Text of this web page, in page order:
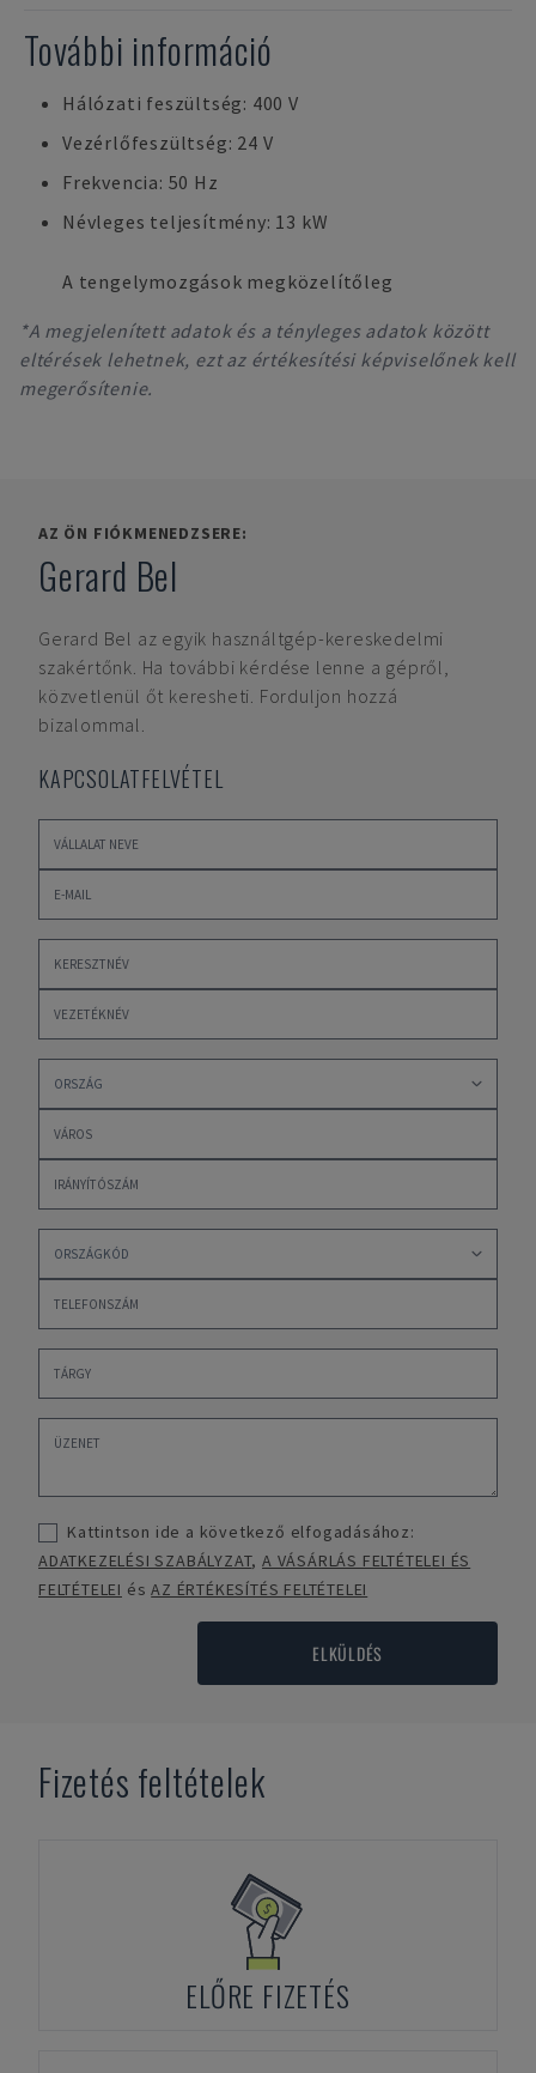
További információ
Hálózati feszültség: 400 V
Vezérlőfeszültség: 24 V
Frekvencia: 50 Hz
Névleges teljesítmény: 13 kW
A tengelymozgások megközelítőleg
*A megjelenített adatok és a tényleges adatok között
eltérések lehetnek, ezt az értékesítési képviselőnek kell
megerősítenie.
AZ ÖN FIÓKMENEDZSERE:
Gerard Bel
Gerard Bel az egyik használtgép-kereskedelmi
szakértőnk. Ha további kérdése lenne a gépről,
közvetlenül őt keresheti. Forduljon hozzá
bizalommal.
KAPCSOLATFELVÉTEL
Kattintson ide a következő elfogadásához:
ADATKEZELÉSI SZABÁLYZAT,A VÁSÁRLÁS FELTÉTELEI ÉS
FELTÉTELEI ésAZ ÉRTÉKESÍTÉS FELTÉTELEI
ELKÜLDÉS
Fizetés feltételek
ELŐRE FIZETÉS